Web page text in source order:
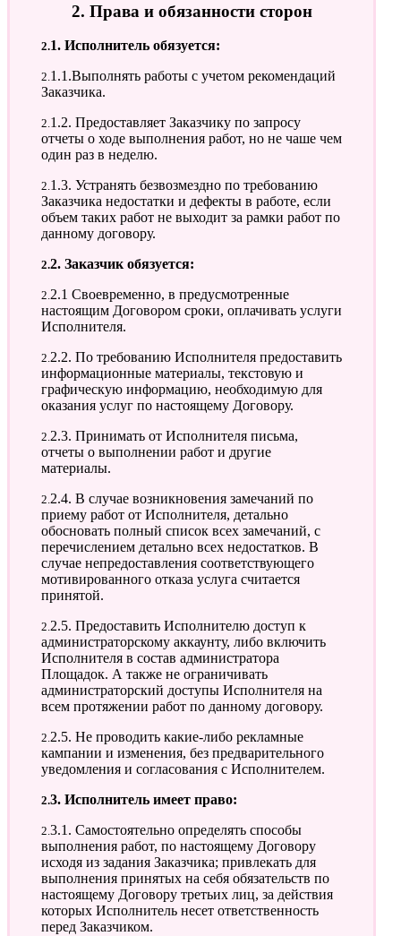
2. Права и обязанности сторон
2.1. Исполнитель обязуется:
2.1.1.Выполнять работы с учетом рекомендаций
Заказчика.
2.1.2. Предоставляет Заказчику по запросу
отчеты о ходе выполнения работ, но не чаше чем
один раз в неделю.
2.1.3. Устранять безвозмездно по требованию
Заказчика недостатки и дефекты в работе, если
объем таких работ не выходит за рамки работ по
данному договору.
2.2. Заказчик обязуется:
2.2.1 Своевременно, в предусмотренные
настоящим Договором сроки, оплачивать услуги
Исполнителя.
2.2.2. По требованию Исполнителя предоставить
информационные материалы, текстовую и
графическую информацию, необходимую для
оказания услуг по настоящему Договору.
2.2.3. Принимать от Исполнителя письма,
отчеты о выполнении работ и другие
материалы.
2.2.4. В случае возникновения замечаний по
приему работ от Исполнителя, детально
обосновать полный список всех замечаний, с
перечислением детально всех недостатков. В
случае непредоставления соответствующего
мотивированного отказа услуга считается
принятой.
2.2.5. Предоставить Исполнителю доступ к
администраторскому аккаунту, либо включить
Исполнителя в состав администратора
Площадок. А также не ограничивать
администраторский доступы Исполнителя на
всем протяжении работ по данному договору.
2.2.5. Не проводить какие-либо рекламные
кампании и изменения, без предварительного
уведомления и согласования с Исполнителем.
2.3. Исполнитель имеет право:
2.3.1. Самостоятельно определять способы
выполнения работ, по настоящему Договору
исходя из задания Заказчика; привлекать для
выполнения принятых на себя обязательств по
настоящему Договору третьих лиц, за действия
которых Исполнитель несет ответственность
перед Заказчиком.